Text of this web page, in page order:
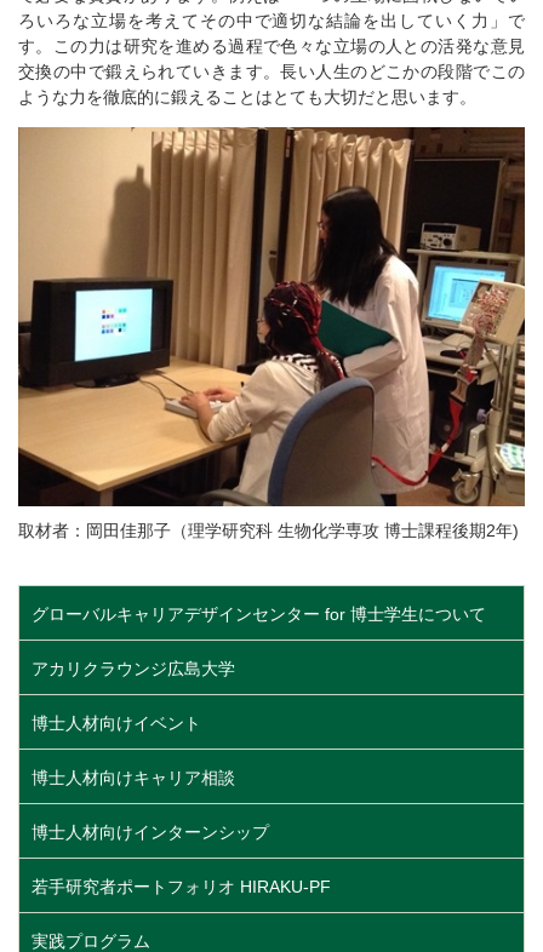
ろいろな立場を考えてその中で適切な結論を出していく力」で
す。この力は研究を進める過程で色々な立場の人との活発な意見
交換の中で鍛えられていきます。長い人生のどこかの段階でこの
ような力を徹底的に鍛えることはとても大切だと思います。
取材者：岡田佳那子（理学研究科 生物化学専攻 博士課程後期2年)
グローバルキャリアデザインセンター for 博士学生について
アカリクラウンジ広島大学
博士人材向けイベント
博士人材向けキャリア相談
博士人材向けインターンシップ
若手研究者ポートフォリオ HIRAKU-PF
実践プログラム